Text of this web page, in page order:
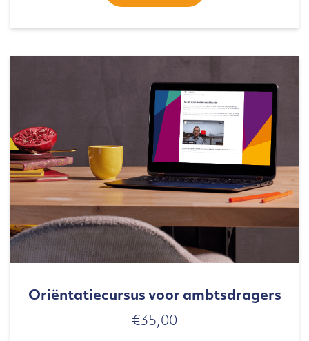
Oriëntatiecursus voor ambtsdragers
€35,00